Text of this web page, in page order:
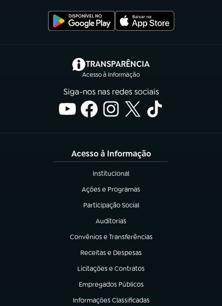
TRANSPARÊNCIA
Acesso à Informação
(abre em nova aba)
Siga-nos nas redes sociais
Acesso à Informação
Institucional
(abre em nova aba)
Ações e Programas
(abre em nova aba)
Participação Social
(abre em nova aba)
Auditorias
(abre em nova aba)
Convênios e Transferências
(abre em nova aba)
Receitas e Despesas
(abre em nova aba)
Licitações e Contratos
(abre em nova aba)
Empregados Públicos
(abre em nova aba)
Informações Classificadas
(abre em nova aba)